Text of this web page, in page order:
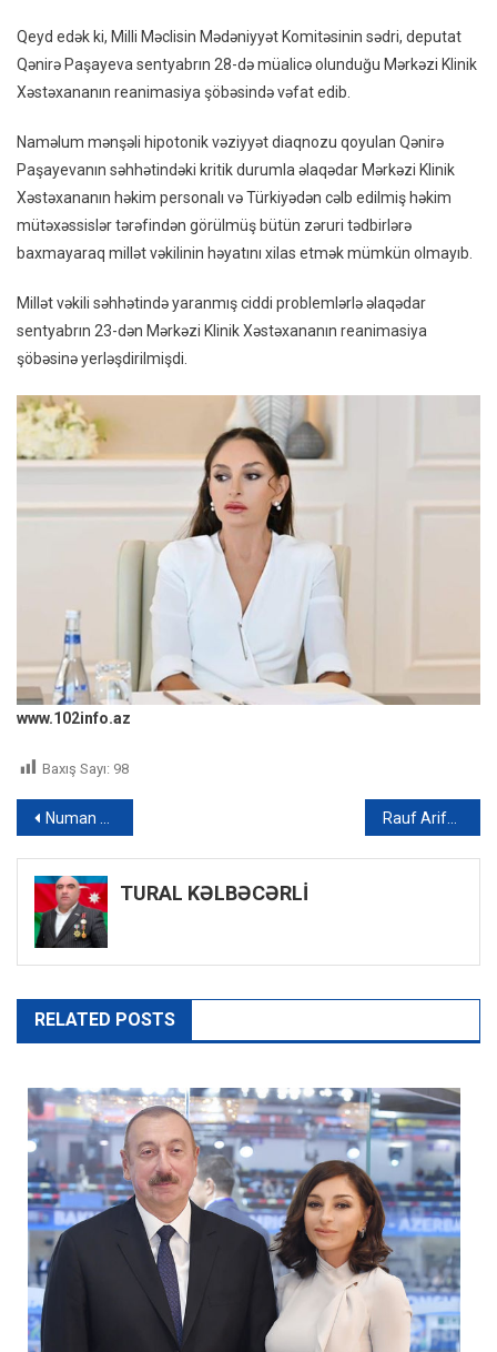
Qeyd edək ki, Milli Məclisin Mədəniyyət Komitəsinin sədri, deputat
Qənirə Paşayeva sentyabrın 28-də müalicə olunduğu Mərkəzi Klinik
Xəstəxananın reanimasiya şöbəsində vəfat edib.
Naməlum mənşəli hipotonik vəziyyət diaqnozu qoyulan Qənirə
Paşayevanın səhhətindəki kritik durumla əlaqədar Mərkəzi Klinik
Xəstəxananın həkim personalı və Türkiyədən cəlb edilmiş həkim
mütəxəssislər tərəfindən görülmüş bütün zəruri tədbirlərə
baxmayaraq millət vəkilinin həyatını xilas etmək mümkün olmayıb.
Millət vəkili səhhətində yaranmış ciddi problemlərlə əlaqədar
sentyabrın 23-dən Mərkəzi Klinik Xəstəxananın reanimasiya
şöbəsinə yerləşdirilmişdi.
www.102info.az
Baxış Sayı: 98
Yazı
naviqasiyası
Numan Kurtulmuş Azərbaycanı ittiham edənlərə cavab verdi Rauf Arifoğlu: “Qənirə şəhid bacımızdır, məkanı cənnətdir” – VİDEO
TURAL KƏLBƏCƏRLİ
RELATED POSTS